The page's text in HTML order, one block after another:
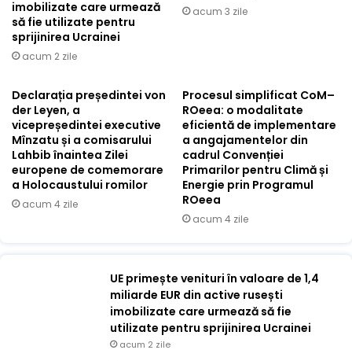
imobilizate care urmează
să fie utilizate pentru
sprijinirea Ucrainei
acum 2 zile
acum 3 zile
Declarația președintei von
der Leyen, a
vicepreședintei executive
Mînzatu și a comisarului
Lahbib înaintea Zilei
europene de comemorare
a Holocaustului romilor
acum 4 zile
Procesul simplificat CoM–
ROeea: o modalitate
eficientă de implementare
a angajamentelor din
cadrul Convenției
Primarilor pentru Climă și
Energie prin Programul
ROeea
acum 4 zile
UE primește venituri în valoare de 1,4
miliarde EUR din active rusești
imobilizate care urmează să fie
utilizate pentru sprijinirea Ucrainei
acum 2 zile